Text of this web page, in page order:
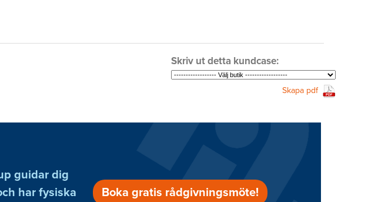
Skriv ut detta kundcase:
Skapa pdf
guidar dig
har fysiska
Boka gratis rådgivningsmöte!